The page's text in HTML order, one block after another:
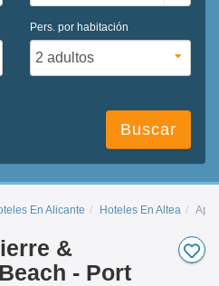
Pers. por habitación
Buscar
En Alicante Hoteles En Altea
&
- Port